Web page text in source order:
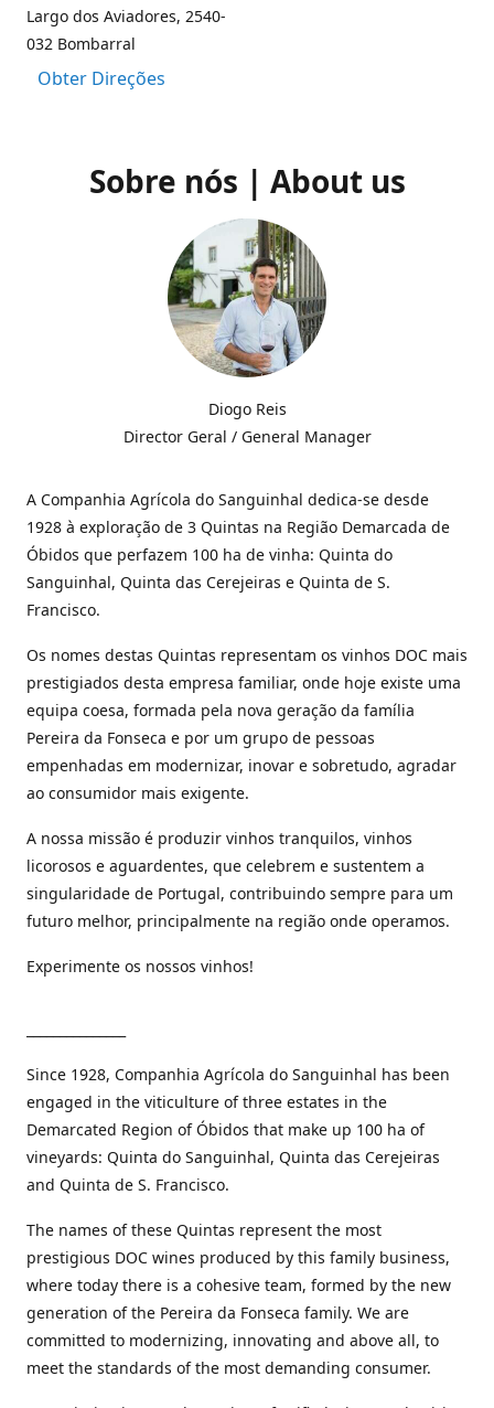
Largo dos Aviadores, 2540-
032 Bombarral
Obter Direções
Sobre nós | About us
Diogo Reis
Director Geral / General Manager
A Companhia Agrícola do Sanguinhal dedica-se desde
1928 à exploração de 3 Quintas na Região Demarcada de
Óbidos que perfazem 100 ha de vinha: Quinta do
Sanguinhal, Quinta das Cerejeiras e Quinta de S.
Francisco.
Os nomes destas Quintas representam os vinhos DOC mais
prestigiados desta empresa familiar, onde hoje existe uma
equipa coesa, formada pela nova geração da família
Pereira da Fonseca e por um grupo de pessoas
empenhadas em modernizar, inovar e sobretudo, agradar
ao consumidor mais exigente.
A nossa missão é produzir vinhos tranquilos, vinhos
licorosos e aguardentes, que celebrem e sustentem a
singularidade de Portugal, contribuindo sempre para um
futuro melhor, principalmente na região onde operamos.
Experimente os nossos vinhos!
Since 1928, Companhia Agrícola do Sanguinhal has been
engaged in the viticulture of three estates in the
Demarcated Region of Óbidos that make up 100 ha of
vineyards: Quinta do Sanguinhal, Quinta das Cerejeiras
and Quinta de S. Francisco.
The names of these Quintas represent the most
prestigious DOC wines produced by this family business,
where today there is a cohesive team, formed by the new
generation of the Pereira da Fonseca family. We are
committed to modernizing, innovating and above all, to
meet the standards of the most demanding consumer.